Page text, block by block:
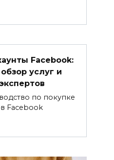
Facebook:
услуг и
по покупке
Facebook